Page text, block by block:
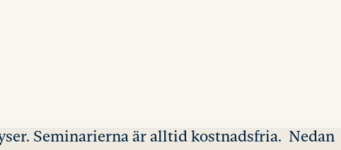
diskuteras och analyseras forskningsresultat
Seminarierna är alltid kostnadsfria. Nedan